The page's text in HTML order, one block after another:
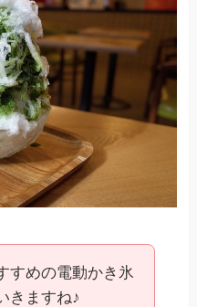
すめの電動かき氷
きますね♪